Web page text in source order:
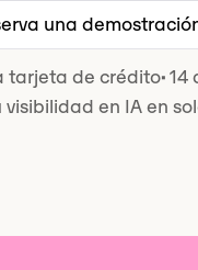
una
tarjeta de crédito·14
en IA en